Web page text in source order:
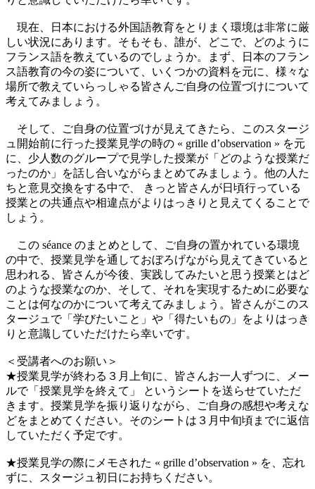
現在、日本における外国語教育をとりまく環境は非常に厳
しい状況にあります。そもそも、誰が、どこで、どのように
フランス語を教えているのでしょうか。まず、日本のフラン
ス語教育の今の姿について、いくつかの資料を元に、様々な
場所で教えていらっしゃる皆さんご自身の位置づけについて
考えてみましょう。
そして、ご自身の位置づけが見えてきたら、このスタージ
ュ開始前に行った授業見学の時の « grille d’observation » を元
に、少人数のグループで見学した授業が「どのような授業だ
ったのか」を話し合いながらまとめてみましょう。他の人た
ちと意見交換をする中で、 きっと皆さんが日頃行っている
授業との共通点や相違点がよりはっきりと見えてくることで
しょう。
この séance のまとめとして、ご自身の置かれている環境
の中で、授業見学を通しておぼろげながら見えてきていると
思われる、皆さんが今後、実践してみたいと思う授業とはど
のような授業なのか、そして、それを実現するために必要な
ことは何なのかについて考えてみましょう。皆さんがこのス
タージュで「学びたいこと」や「得たいもの」をよりはっき
りと意識していただけたら幸いです。
＜受講者へのお願い＞
★授業見学が終わる３月上旬に、皆さんお一人ずつに、メー
ルで「授業見学を終えて」 というシートを送らせていただ
きます。授業見学を振り返りながら、ご自身の感想や考えな
どをまとめてください。そのシートは３月中旬頃までに返信
していただく予定です。
★授業見学の際にメモされた « grille d’observation » を、忘れ
ずに、スタージュ初日にお持ちください。